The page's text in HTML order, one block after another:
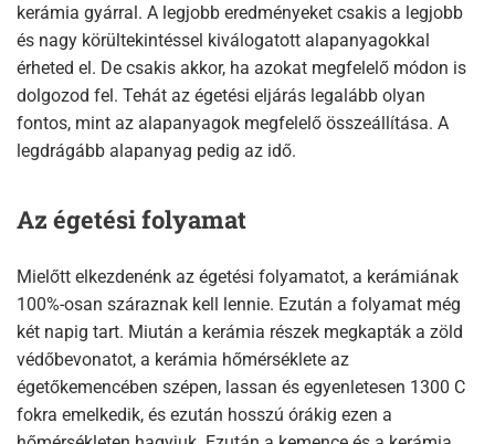
kerámia gyárral. A legjobb eredményeket csakis a legjobb
és nagy körültekintéssel kiválogatott alapanyagokkal
érheted el. De csakis akkor, ha azokat megfelelő módon is
dolgozod fel. Tehát az égetési eljárás legalább olyan
fontos, mint az alapanyagok megfelelő összeállítása. A
legdrágább alapanyag pedig az idő.
Az égetési folyamat
Mielőtt elkezdenénk az égetési folyamatot, a kerámiának
100%-osan száraznak kell lennie. Ezután a folyamat még
két napig tart. Miután a kerámia részek megkapták a zöld
védőbevonatot, a kerámia hőmérséklete az
égetőkemencében szépen, lassan és egyenletesen 1300 C
fokra emelkedik, és ezután hosszú órákig ezen a